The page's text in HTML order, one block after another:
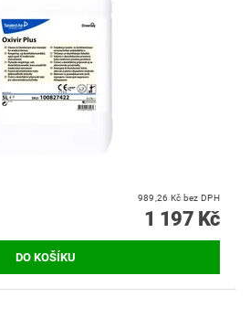
989,26 Kč bez DPH
1 197 Kč